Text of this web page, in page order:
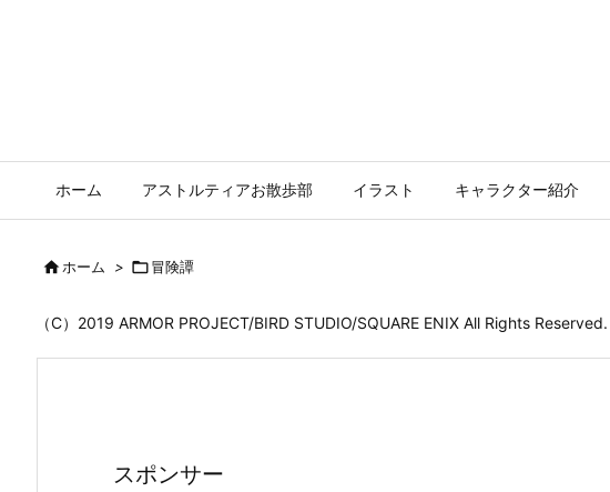
ホーム アストルティアお散歩部 イラスト キャラクター紹介
ホーム > 冒険譚
（C）2019 ARMOR PROJECT/BIRD STUDIO/SQUARE ENIX All Rights
スポンサー